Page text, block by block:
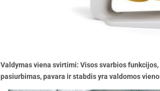
Valdymas viena svirtimi: Visos svarbios
pasiurbimas, pavara ir stabdis yra valdomos